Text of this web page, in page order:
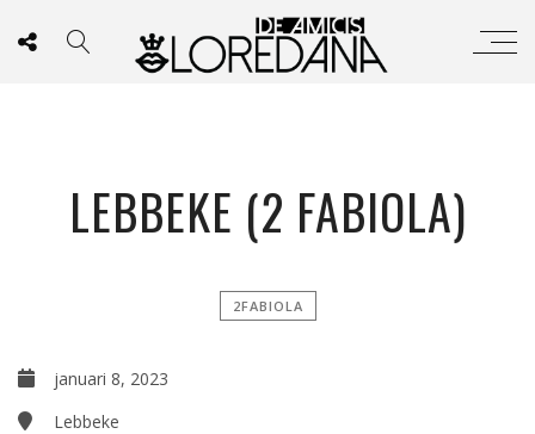
LEBBEKE (2 FABIOLA)
2FABIOLA
januari 8, 2023
Lebbeke